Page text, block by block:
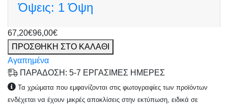
Όψεις: 1 Όψη
67,20€96,00€
ΠΡΟΣΘΗΚΗ ΣΤΟ ΚΑΛΑΘΙ
Αγαπημένα
ΠΑΡΑΔΟΣΗ: 5-7 ΕΡΓΑΣΙΜΕΣ ΗΜΕΡΕΣ
Τα χρώματα που εμφανίζονται στις φωτογραφίες των προϊόντων
ενδέχεται να έχουν μικρές αποκλίσεις στην εκτύπωση, ειδικά σε